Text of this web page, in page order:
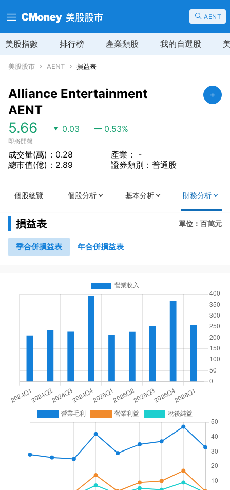
AENT
美股指數 排行榜 產業類股 我的自選股
美股股市 AENT 損益表
Alliance Entertainment
AENT
5.66 0.03 0.53%
即將開盤
成交量(萬)：0.28
總市值(億)：2.89
產業： -
證券類別：普通股
個股總覽 個股分析 基本分析 財務分析
損益表 單位：百萬元
季合併損益表 年合併損益表